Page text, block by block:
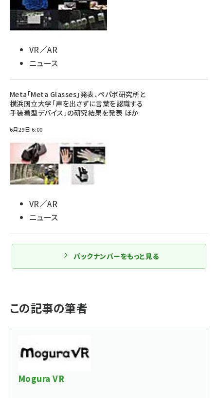
VR／AR
ニュース
Meta「Meta Glasses」発表、ペパボ研究所と
横浜国立大学「声を出さずに言葉を認識する
手装着型デバイス」の研究結果を発表 ほか
6月29日 6:00
VR／AR
ニュース
バックナンバーをもっと見る
この記事の筆者
Mogura VR